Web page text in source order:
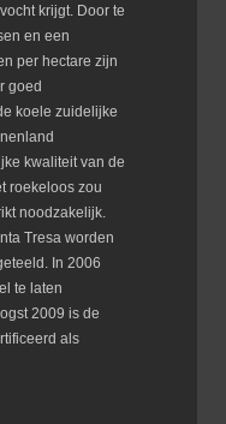
krijgt. Door te
en een
per hectare zijn
goed
koele zuidelijke
kwaliteit van de
roekeloos zou
noodzakelijk.
Tresa worden
In 2006
te laten
2009 is de
als